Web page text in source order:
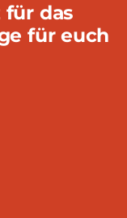
für das
für euch